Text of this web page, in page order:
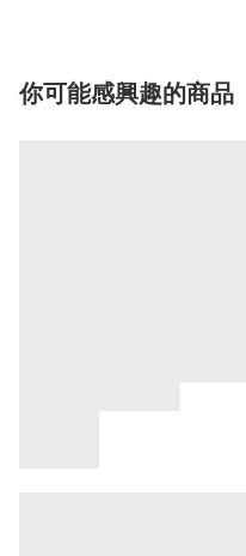
你可能感興趣的商品